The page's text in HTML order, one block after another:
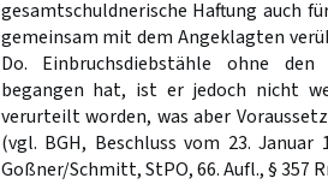
gesamtschuldnerische Haftung auch
gemeinsam mit dem Angeklagten
Do. Einbruchsdiebstähle ohne
begangen hat, ist er jedoch nicht
verurteilt worden, was aber
(vgl. BGH, Beschluss vom 23. Januar
Goßner/Schmitt, StPO, 66. Aufl., § 357